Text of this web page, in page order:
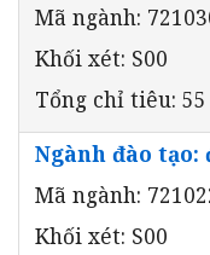
Mã ngành:
Khối xét: S00
Tổng chỉ tiêu: 55
Ngành đào tạo:
Mã ngành:
Khối xét: S00